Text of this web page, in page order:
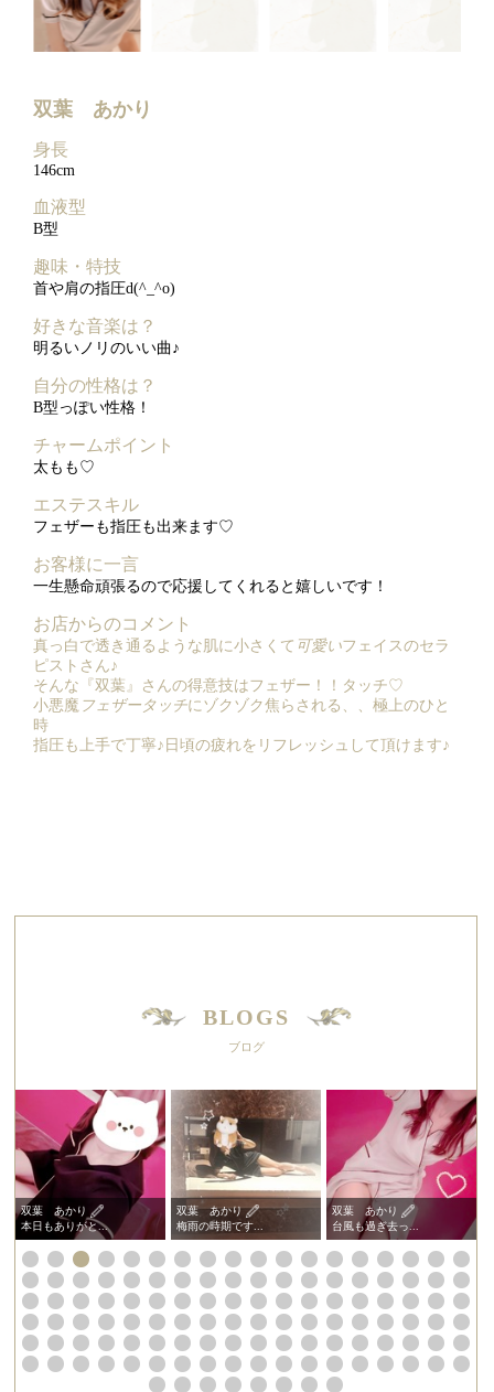
双葉 あかり
身長
146cm
血液型
B型
趣味・特技
首や肩の指圧d(^_^o)
好きな音楽は？
明るいノリのいい曲♪
自分の性格は？
B型っぽい性格！
チャームポイント
太もも♡
エステスキル
フェザーも指圧も出来ます♡
お客様に一言
一生懸命頑張るので応援してくれると嬉しいです！
お店からのコメント
真っ白で透き通るような肌に小さくて 可愛いフェイスのセラ
ピストさん♪
そんな『双葉』さんの得意技はフェザー！！タッチ♡
小悪魔 フェザータッチにゾクゾク焦らされる、、極上のひと
時
指圧も上手で丁寧♪日頃の疲れをリフレッシュして頂けます♪
BLOGS
ブログ
双葉 あかり
本日もありがと...
双葉 あかり
梅雨の時期です...
双葉 あかり
台風も過ぎ去っ...